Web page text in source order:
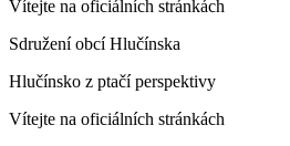
Vítejte na oficiálních stránkách
Sdružení obcí Hlučínska
Hlučínsko z ptačí perspektivy
Vítejte na oficiálních stránkách